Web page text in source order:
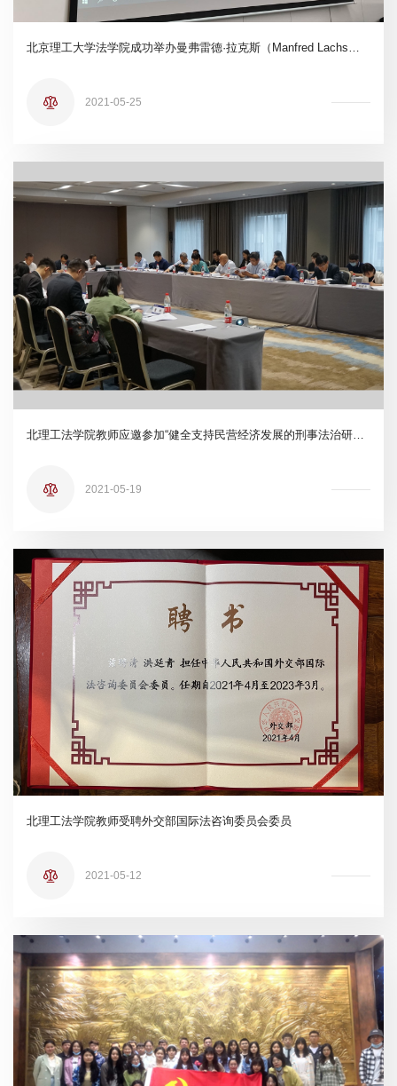
北京理工大学法学院成功举办曼弗雷德·拉克斯（Manfred Lachs）国际空间法模拟法庭竞赛亚太地区赛
2021-05-25
2021-05-19
北理工法学院教师受聘外交部国际法咨询委员会委员
2021-05-12